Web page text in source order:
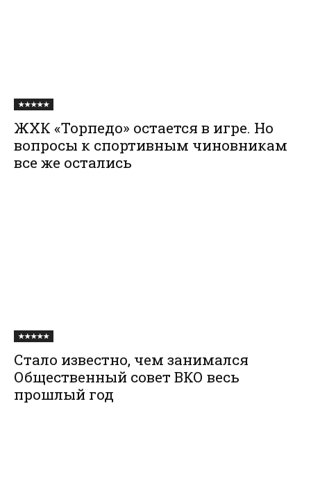
★★★★★
ЖХК «Торпедо» остается в игре. Но
вопросы к спортивным чиновникам
все же остались
★★★★★
Стало известно, чем занимался
Общественный совет ВКО весь
прошлый год